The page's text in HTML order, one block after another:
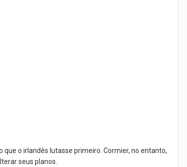
que o irlandês lutasse primeiro. Cormier, no entanto,
seus planos.